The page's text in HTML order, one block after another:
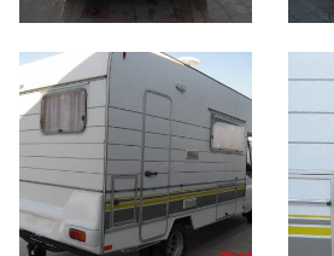
Gezici Ana Okulu Karavanı
Özel Ürünler
Özel Üretim Kabinler